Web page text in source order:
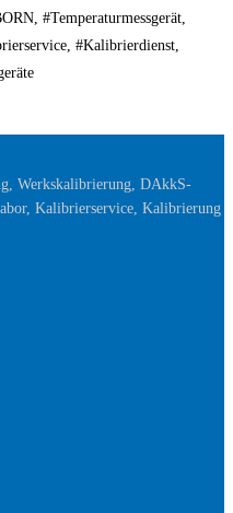
#Temperaturmessgerät,
#Kalibrierdienst,
Werkskalibrierung, DAkkS-
Kalibrierservice, Kalibrierung